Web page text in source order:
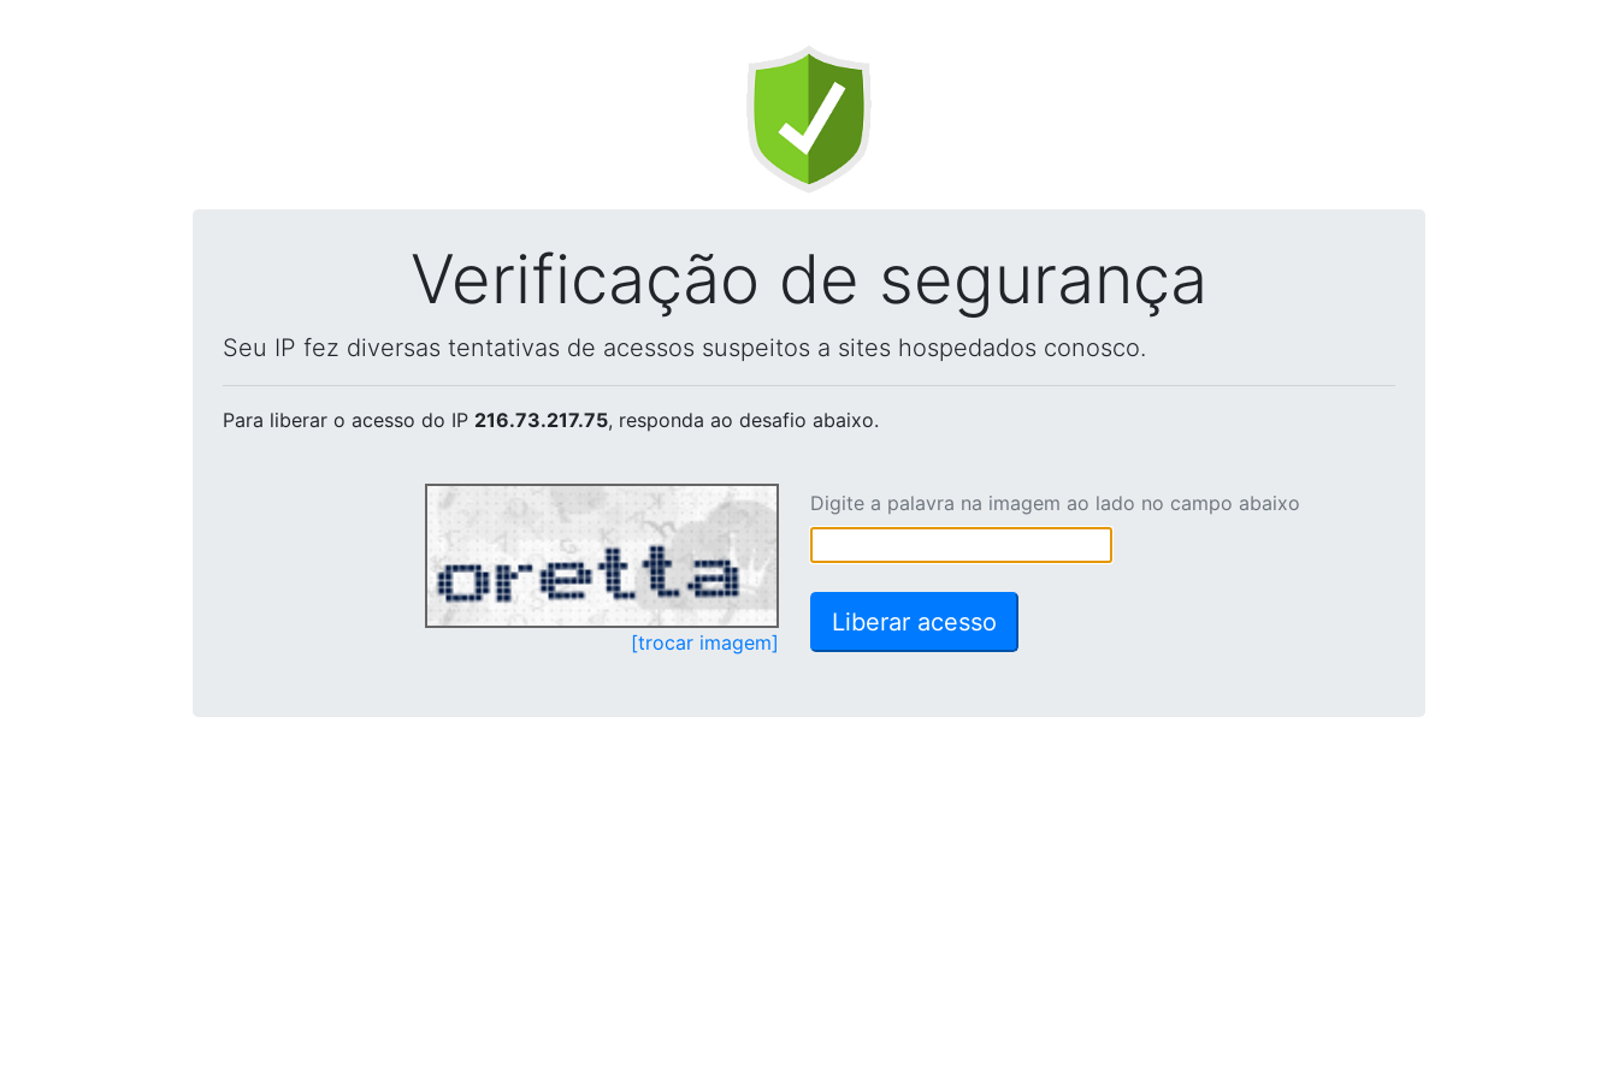
Verificação de segurança
Seu IP fez diversas tentativas de acessos suspeitos a sites hospedados conosco.
Para liberar o acesso do IP 216.73.217.75, responda ao desafio abaixo.
[trocar imagem]
Digite a palavra na imagem ao lado no campo abaixo